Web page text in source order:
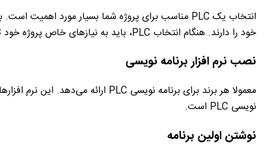
انتخاب یک PLC مناسب برای پروژه شما بسیار مورد اهمیت است.
خود را دارند. هنگام انتخاب PLC، باید به نیاز‌های خاص پروژه خود
نصب نرم افزار برنامه ‌نویسی
معمولا هر برند برای برنامه نویسی PLC ارائه می‌دهد. این نرم
‌نویسی PLC است.
نوشتن اولین برنامه